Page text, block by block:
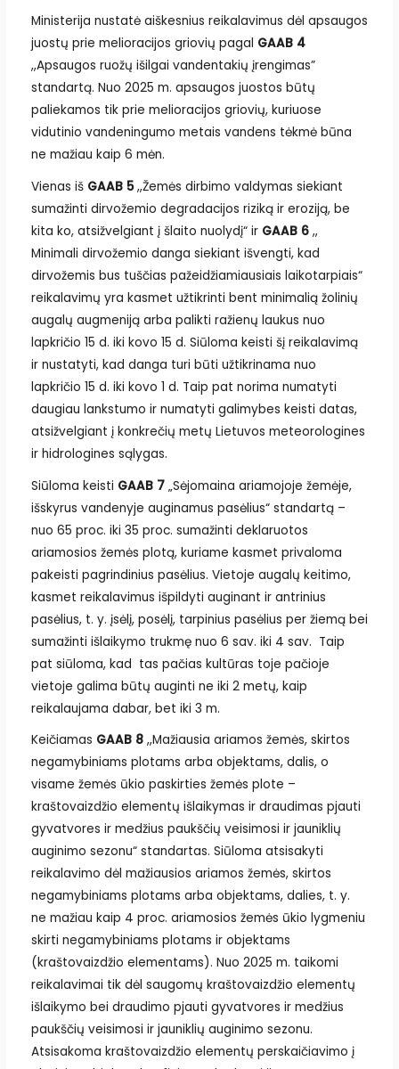
Ministerija nustatė aiškesnius reikalavimus dėl apsaugos
juostų prie melioracijos griovių pagal GAAB 4
,,Apsaugos ruožų išilgai vandentakių įrengimas”
standartą. Nuo 2025 m. apsaugos juostos būtų
paliekamos tik prie melioracijos griovių, kuriuose
vidutinio vandeningumo metais vandens tėkmė būna
ne mažiau kaip 6 mėn.
Vienas iš GAAB 5,,Žemės dirbimo valdymas siekiant
sumažinti dirvožemio degradacijos riziką ir eroziją, be
kita ko, atsižvelgiant į šlaito nuolydį“ ir GAAB 6,,
Minimali dirvožemio danga siekiant išvengti, kad
dirvožemis bus tuščias pažeidžiamiausiais laikotarpiais“
reikalavimų yra kasmet užtikrinti bent minimalią žolinių
augalų augmeniją arba palikti ražienų laukus nuo
lapkričio 15 d. iki kovo 15 d. Siūloma keisti šį reikalavimą
ir nustatyti, kad danga turi būti užtikrinama nuo
lapkričio 15 d. iki kovo 1 d. Taip pat norima numatyti
daugiau lankstumo ir numatyti galimybes keisti datas,
atsižvelgiant į konkrečių metų Lietuvos meteorologines
ir hidrologines sąlygas.
Siūloma keisti GAAB 7„Sėjomaina ariamojoje žemėje,
išskyrus vandenyje auginamus pasėlius“ standartą –
nuo 65 proc. iki 35 proc. sumažinti deklaruotos
ariamosios žemės plotą, kuriame kasmet privaloma
pakeisti pagrindinius pasėlius. Vietoje augalų keitimo,
kasmet reikalavimus išpildyti auginant ir antrinius
pasėlius, t. y. įsėlį, posėlį, tarpinius pasėlius per žiemą bei
sumažinti išlaikymo trukmę nuo 6 sav. iki 4 sav. Taip
pat siūloma, kad tas pačias kultūras toje pačioje
vietoje galima būtų auginti ne iki 2 metų, kaip
reikalaujama dabar, bet iki 3 m.
Keičiamas GAAB 8 ,,Mažiausia ariamos žemės, skirtos
negamybiniams plotams arba objektams, dalis, o
visame žemės ūkio paskirties žemės plote –
kraštovaizdžio elementų išlaikymas ir draudimas pjauti
gyvatvores ir medžius paukščių veisimosi ir jauniklių
auginimo sezonu“ standartas. Siūloma atsisakyti
reikalavimo dėl mažiausios ariamos žemės, skirtos
negamybiniams plotams arba objektams, dalies, t. y.
ne mažiau kaip 4 proc. ariamosios žemės ūkio lygmeniu
skirti negamybiniams plotams ir objektams
(kraštovaizdžio elementams). Nuo 2025 m. taikomi
reikalavimai tik dėl saugomų kraštovaizdžio elementų
išlaikymo bei draudimo pjauti gyvatvores ir medžius
paukščių veisimosi ir jauniklių auginimo sezonu.
Atsisakoma kraštovaizdžio elementų perskaičiavimo į